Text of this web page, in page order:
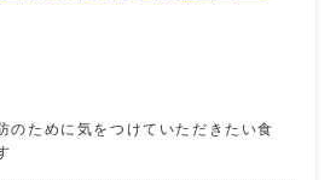
のために気をつけていただきたい食